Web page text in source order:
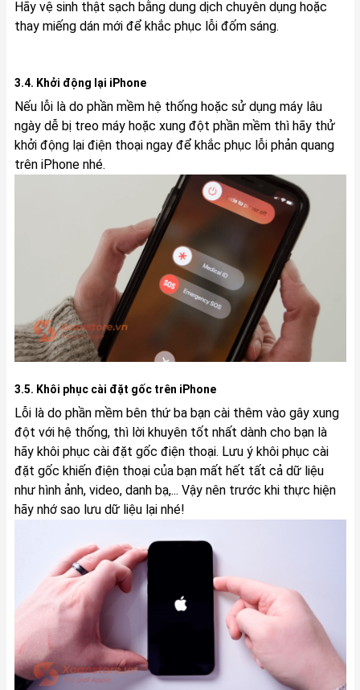
Hãy vệ sinh thật sạch bằng dung dịch chuyên dụng hoặc
thay miếng dán mới để khắc phục lỗi đốm sáng.
3.4. Khởi động lại iPhone
Nếu lỗi là do phần mềm hệ thống hoặc sử dụng máy lâu
ngày dễ bị treo máy hoặc xung đột phần mềm thì hãy thử
khởi động lại điện thoại ngay để khắc phục lỗi phản quang
trên iPhone nhé.
3.5. Khôi phục cài đặt gốc trên iPhone
Lỗi là do phần mềm bên thứ ba bạn cài thêm vào gây xung
đột với hệ thống, thì lời khuyên tốt nhất dành cho bạn là
hãy khôi phục cài đặt gốc điện thoại. Lưu ý khôi phục cài
đặt gốc khiến điện thoại của bạn mất hết tất cả dữ liệu
như hình ảnh, video, danh bạ,... Vậy nên trước khi thực hiện
hãy nhớ sao lưu dữ liệu lại nhé!